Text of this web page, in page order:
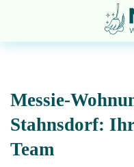
Messie-
Stahnsdorf:
Team
Entsorgung
Startseite